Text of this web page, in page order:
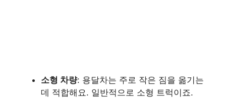
소형 차량: 용달차는 주로 작은 짐을 옮기는
데 적합해요. 일반적으로 소형 트럭이죠.